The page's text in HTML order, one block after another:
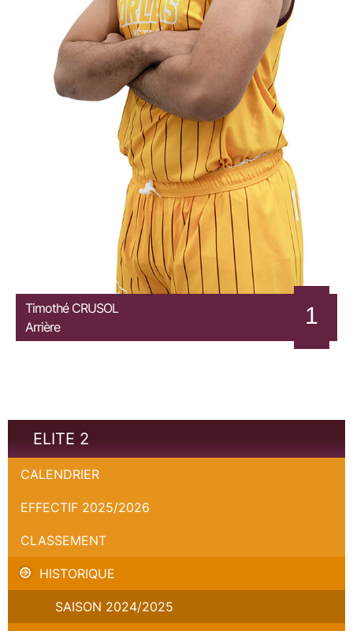
1
Timothé CRUSOL
Arrière
ELITE 2
CALENDRIER
EFFECTIF 2025/2026
CLASSEMENT
HISTORIQUE
SAISON 2024/2025